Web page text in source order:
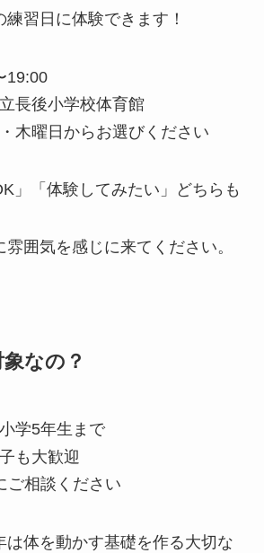
習日に体験できます！
19:00
長後小学校体育館
木曜日からお選びください
」「体験してみたい」どちらも
囲気を感じに来てください。
なの？
学5年生まで
も大歓迎
ご相談ください
は体を動かす基礎を作る大切な